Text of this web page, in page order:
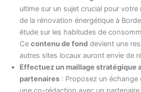
ultime sur un sujet crucial pour votre
de la rénovation énergétique à
étude sur les habitudes de
Ce contenu de fond devient une
autres sites locaux auront envie de
Effectuez un maillage stratégique
partenaires : Proposez un échange